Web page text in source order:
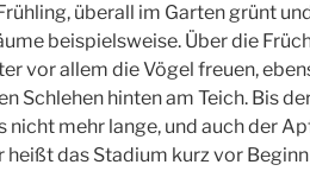
überall im Garten grünt
beispielsweise. Über die
vor allem die Vögel freuen,
Schlehen hinten am Teich. Bis
nicht mehr lange, und auch der
heißt das Stadium kurz vor